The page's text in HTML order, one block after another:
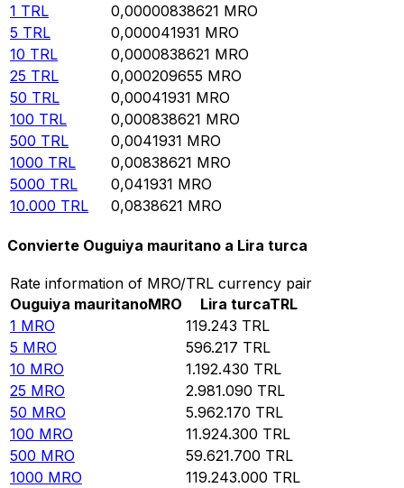
1 TRL 0,00000838621 MRO
5 TRL 0,000041931 MRO
10 TRL 0,0000838621 MRO
25 TRL 0,000209655 MRO
50 TRL 0,00041931 MRO
100 TRL 0,000838621 MRO
500 TRL 0,0041931 MRO
1000 TRL 0,00838621 MRO
5000 TRL 0,041931 MRO
10.000 TRL 0,0838621 MRO
Convierte Ouguiya mauritano a Lira turca
Rate information of MRO/TRL currency pair
Ouguiya mauritanoMRO Lira turcaTRL
1 MRO 119.243 TRL
5 MRO 596.217 TRL
10 MRO 1.192.430 TRL
25 MRO 2.981.090 TRL
50 MRO 5.962.170 TRL
100 MRO 11.924.300 TRL
500 MRO 59.621.700 TRL
1000 MRO 119.243.000 TRL